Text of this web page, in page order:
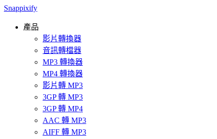
Snappixify
產品
影片轉換器
音訊轉檔器
MP3 轉換器
MP4 轉換器
影片轉 MP3
3GP 轉 MP3
3GP 轉 MP4
AAC 轉 MP3
AIFF 轉 MP3